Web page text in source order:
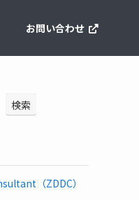
お問い合わせ
検索
（ZDDC）